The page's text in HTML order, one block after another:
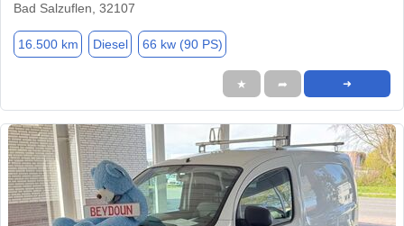
Bad Salzuflen, 32107
16.500 km Diesel 66 kw (90 PS)
★ ➦ ➜